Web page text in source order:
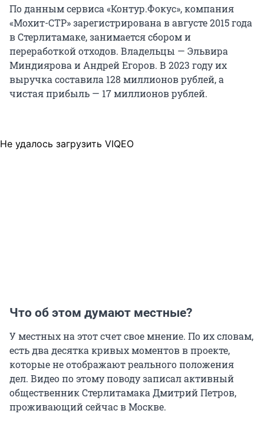
По данным сервиса «Контур.Фокус», компания
«Мохит-СТР» зарегистрирована в августе 2015 года
в Стерлитамаке, занимается сбором и
переработкой отходов. Владельцы — Эльвира
Миндиярова и Андрей Егоров. В 2023 году их
выручка составила 128 миллионов рублей, а
чистая прибыль — 17 миллионов рублей.
Не удалось загрузить VIQEO
Что об этом думают местные?
У местных на этот счет свое мнение. По их словам,
есть два десятка кривых моментов в проекте,
которые не отображают реального положения
дел. Видео по этому поводу записал активный
общественник Стерлитамака Дмитрий Петров,
проживающий сейчас в Москве.